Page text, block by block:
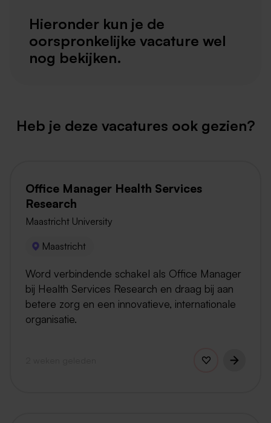
Hieronder kun je de
oorspronkelijke vacature wel
nog bekijken.
Heb je deze vacatures ook gezien?
Office Manager Health Services
Research
Maastricht University
Maastricht
Word verbindende schakel als Office Manager
bij Health Services Research en draag bij aan
betere zorg en een innovatieve, internationale
organisatie.